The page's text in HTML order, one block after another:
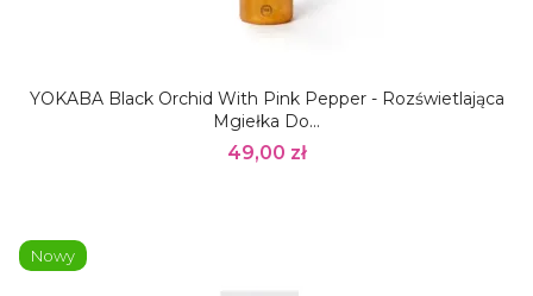
YOKABA Black Orchid With Pink Pepper - Rozświetlająca
Mgiełka Do...
49,00 zł
Nowy